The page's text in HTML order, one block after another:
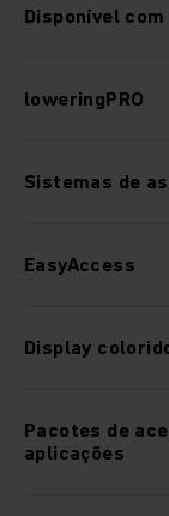
Disponível
loweringPRO
Sistemas de
EasyAccess
Display
Pacotes de
aplicações